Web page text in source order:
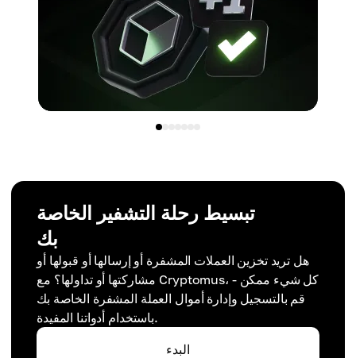
تبسيط رحلة التشفير الخاصة
بك
هل تريد تخزين العملات المشفرة أو إرسالها أو قبولها أو
مشاركتها أو تداولها؟ مع Cryptomus، كل شيء ممكن -
قم بالتسجيل وإدارة أموال العملة المشفرة الخاصة بك
باستخدام أدواتنا المفيدة.
البدء